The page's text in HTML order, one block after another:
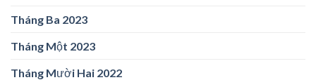
Tháng Ba 2023
Tháng Một 2023
Tháng Mười Hai 2022